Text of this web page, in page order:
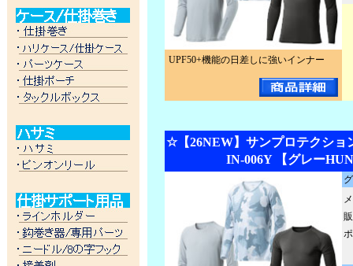
UPF50+機能の日差しに強いインナー
☆【26NEW】サンプロテクショ
IN-006Y 【グレー